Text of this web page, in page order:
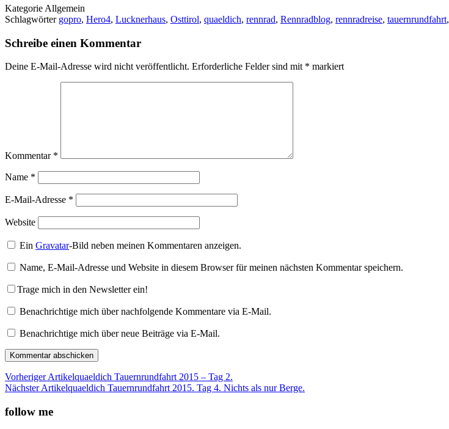
Kategorie Allgemein
Schlagwörter gopro, Hero4, Lucknerhaus, Osttirol, quaeldich, rennrad, Rennradblog, rennradreise, tauernrundfahrt,
Schreibe einen Kommentar
Deine E-Mail-Adresse wird nicht veröffentlicht. Erforderliche Felder sind mit * markiert
Kommentar *
Name *
E-Mail-Adresse *
Website
EinGravatar-Bild neben meinen Kommentaren anzeigen.
Name, E-Mail-Adresse und Website in diesem Browser für meinen nächsten Kommentar speichern.
Trage mich in den Newsletter ein!
Benachrichtige mich über nachfolgende Kommentare via E-Mail.
Benachrichtige mich über neue Beiträge via E-Mail.
Vorheriger Artikelquaeldich Tauernrundfahrt 2015 – Tag 2.
Nächster Artikelquaeldich Tauernrundfahrt 2015. Tag 4. Nichts als nur Berge.
follow me